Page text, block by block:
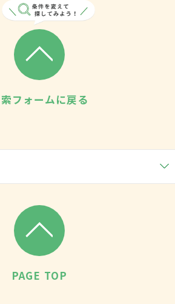
フォームに戻る
PAGE TOP